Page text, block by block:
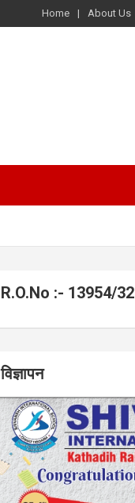
Home About Us
R.O.No :- 13954/32
विज्ञापन